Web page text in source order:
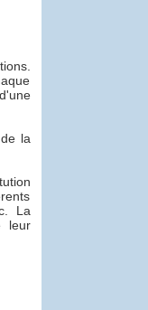
la
La
leur